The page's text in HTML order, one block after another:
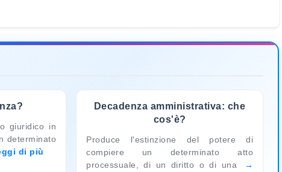
giuridico in
determinato
di più
Decadenza amministrativa: che
cos'è?
Produce l'estinzione del potere di
compiere un determinato atto
processuale, di un diritto o di una